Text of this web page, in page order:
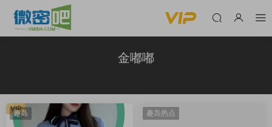
金嘟嘟
趣岛
VIP 趣岛热点